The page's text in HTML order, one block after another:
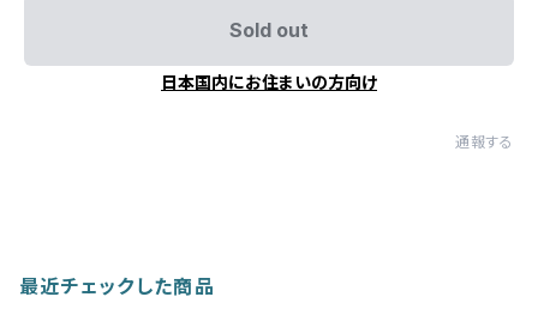
Sold out
日本国内にお住まいの方向け
通報する
最近チェックした商品